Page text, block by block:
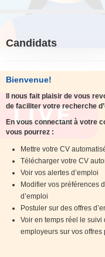
Candidats
Bienvenue!
Il nous fait plaisir de vous
de faciliter votre recherche
En vous connectant à votre
vous pourrez :
Mettre votre CV
Télécharger votre CV
Voir vos alertes d’emploi
Modifier vos préférences
d’emploi
Postuler sur des offres
Voir en temps réel le suivi
employeurs sur vos offres